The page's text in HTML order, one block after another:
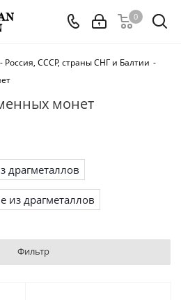
0
Россия, СССР, страны СНГ и Балтии -
монет
драгметаллов
Фильтр